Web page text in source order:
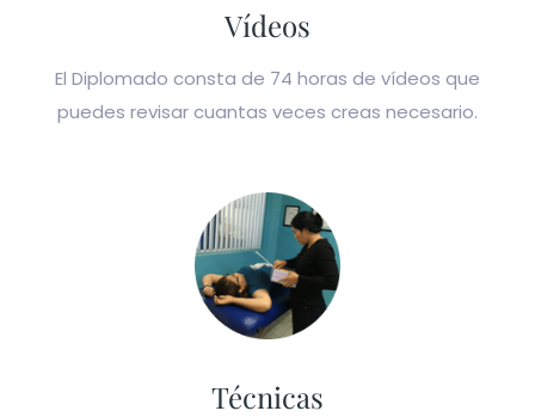
Vídeos
El Diplomado consta de 74 horas de vídeos que
puedes revisar cuantas veces creas necesario.
Técnicas